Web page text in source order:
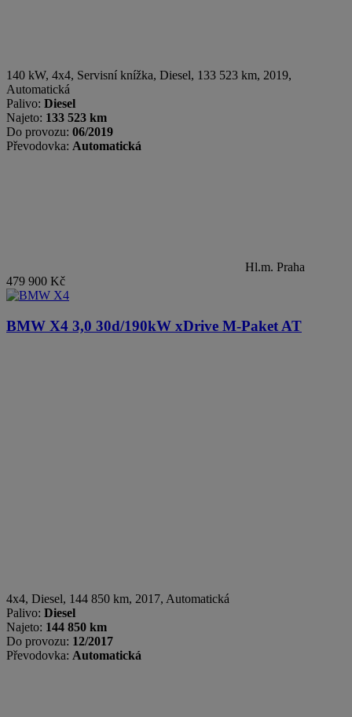
140 kW, 4x4, Servisní knížka, Diesel, 133 523 km, 2019,
Automatická
Palivo: Diesel
Najeto: 133 523 km
Do provozu: 06/2019
Převodovka: Automatická
Hl.m. Praha
479 900 Kč
BMW X4 3,0 30d/190kW xDrive M-Paket AT
4x4, Diesel, 144 850 km, 2017, Automatická
Palivo: Diesel
Najeto: 144 850 km
Do provozu: 12/2017
Převodovka: Automatická